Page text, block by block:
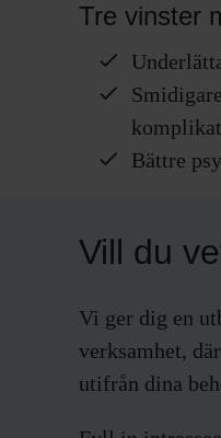
Tre vinster
Bättre
Vill du
Vi ger dig en
verksamhet,
utifrån dina